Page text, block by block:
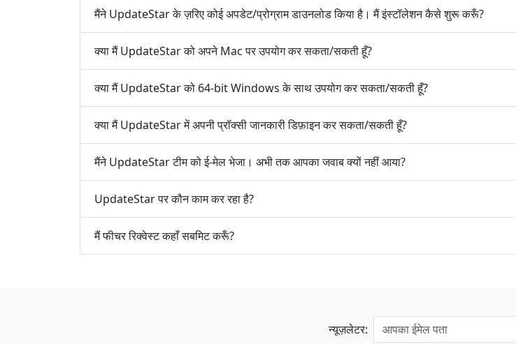
मैंने UpdateStar के ज़रिए कोई अपडेट/प्रोग्राम डाउनलोड किया है। मैं इंस्टॉलेशन कैसे शुरू करूँ?
क्या मैं UpdateStar को अपने Mac पर उपयोग कर सकता/सकती हूँ?
क्या मैं UpdateStar को 64-bit Windows के साथ उपयोग कर सकता/सकती हूँ?
क्या मैं UpdateStar में अपनी प्रॉक्सी जानकारी डिफ़ाइन कर सकता/सकती हूँ?
मैंने UpdateStar टीम को ई-मेल भेजा। अभी तक आपका जवाब क्यों नहीं आया?
UpdateStar पर कौन काम कर रहा है?
मैं फीचर रिक्वेस्ट कहाँ सबमिट करूँ?
न्यूज़लेटर: